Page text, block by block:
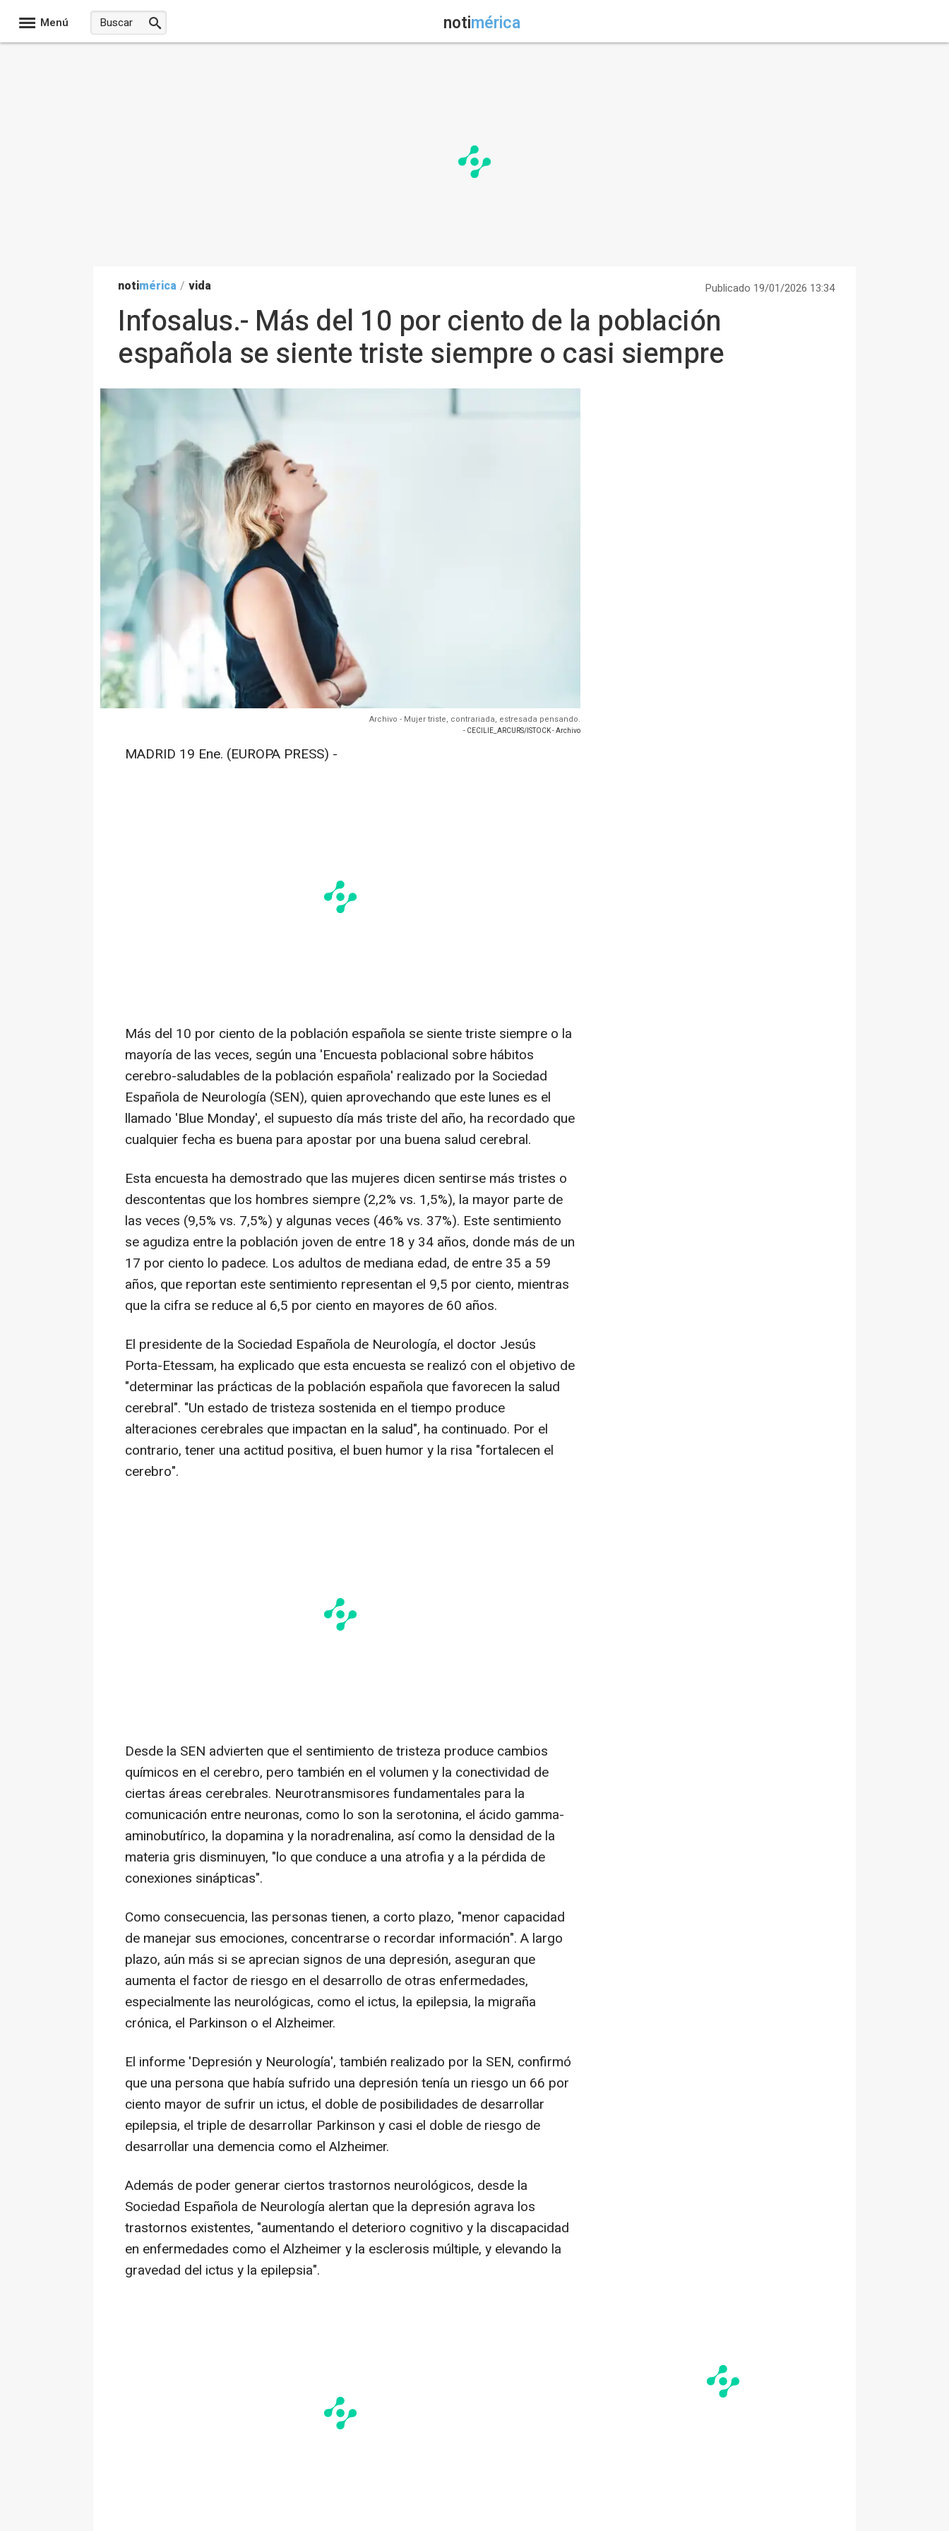
Menú notimérica
notimérica / vida Publicado 19/01/2026 13:34
Infosalus.- Más del 10 por ciento de la población
española se siente triste siempre o casi siempre
Archivo - Mujer triste, contrariada, estresada pensando.
- CECILIE_ARCURS/ISTOCK - Archivo
MADRID 19 Ene. (EUROPA PRESS) -
Más del 10 por ciento de la población española se siente triste siempre o la
mayoría de las veces, según una 'Encuesta poblacional sobre hábitos
cerebro-saludables de la población española' realizado por la Sociedad
Española de Neurología (SEN), quien aprovechando que este lunes es el
llamado 'Blue Monday', el supuesto día más triste del año, ha recordado que
cualquier fecha es buena para apostar por una buena salud cerebral.
Esta encuesta ha demostrado que las mujeres dicen sentirse más tristes o
descontentas que los hombres siempre (2,2% vs. 1,5%), la mayor parte de
las veces (9,5% vs. 7,5%) y algunas veces (46% vs. 37%). Este sentimiento
se agudiza entre la población joven de entre 18 y 34 años, donde más de un
17 por ciento lo padece. Los adultos de mediana edad, de entre 35 a 59
años, que reportan este sentimiento representan el 9,5 por ciento, mientras
que la cifra se reduce al 6,5 por ciento en mayores de 60 años.
El presidente de la Sociedad Española de Neurología, el doctor Jesús
Porta-Etessam, ha explicado que esta encuesta se realizó con el objetivo de
"determinar las prácticas de la población española que favorecen la salud
cerebral". "Un estado de tristeza sostenida en el tiempo produce
alteraciones cerebrales que impactan en la salud", ha continuado. Por el
contrario, tener una actitud positiva, el buen humor y la risa "fortalecen el
cerebro".
Desde la SEN advierten que el sentimiento de tristeza produce cambios
químicos en el cerebro, pero también en el volumen y la conectividad de
ciertas áreas cerebrales. Neurotransmisores fundamentales para la
comunicación entre neuronas, como lo son la serotonina, el ácido gamma-
aminobutírico, la dopamina y la noradrenalina, así como la densidad de la
materia gris disminuyen, "lo que conduce a una atrofia y a la pérdida de
conexiones sinápticas".
Como consecuencia, las personas tienen, a corto plazo, "menor capacidad
de manejar sus emociones, concentrarse o recordar información". A largo
plazo, aún más si se aprecian signos de una depresión, aseguran que
aumenta el factor de riesgo en el desarrollo de otras enfermedades,
especialmente las neurológicas, como el ictus, la epilepsia, la migraña
crónica, el Parkinson o el Alzheimer.
El informe 'Depresión y Neurología', también realizado por la SEN, confirmó
que una persona que había sufrido una depresión tenía un riesgo un 66 por
ciento mayor de sufrir un ictus, el doble de posibilidades de desarrollar
epilepsia, el triple de desarrollar Parkinson y casi el doble de riesgo de
desarrollar una demencia como el Alzheimer.
Además de poder generar ciertos trastornos neurológicos, desde la
Sociedad Española de Neurología alertan que la depresión agrava los
trastornos existentes, "aumentando el deterioro cognitivo y la discapacidad
en enfermedades como el Alzheimer y la esclerosis múltiple, y elevando la
gravedad del ictus y la epilepsia".